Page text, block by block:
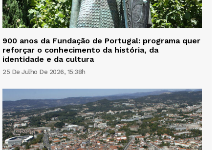
900 anos da Fundação de Portugal: programa quer
reforçar o conhecimento da história, da
identidade e da cultura
25 De Julho De 2026, 15:38h